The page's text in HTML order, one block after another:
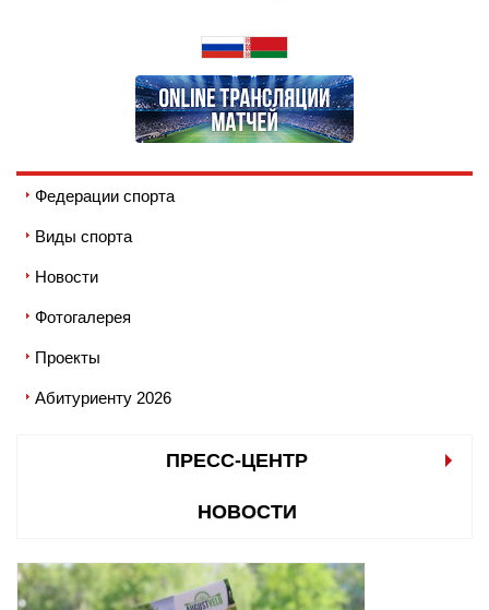
Федерации спорта
Виды спорта
Новости
Фотогалерея
Проекты
Абитуриенту 2026
ПРЕСС-ЦЕНТР
НОВОСТИ